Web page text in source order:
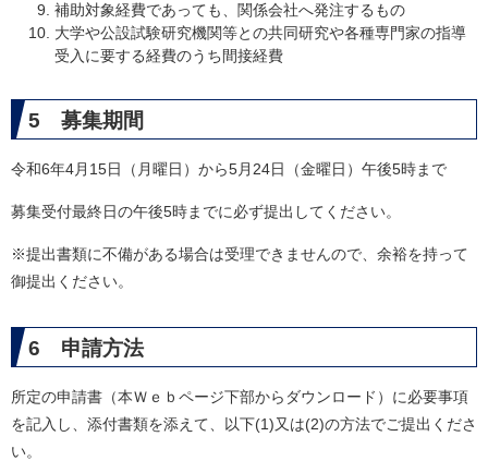
補助対象経費であっても、関係会社へ発注するもの
大学や公設試験研究機関等との共同研究や各種専門家の指導
受入に要する経費のうち間接経費
5 募集期間
令和6年4月15日（月曜日）から5月24日（金曜日）午後5時まで
募集受付最終日の午後5時までに必ず提出してください。
※提出書類に不備がある場合は受理できませんので、余裕を持って
御提出ください。
6 申請方法
所定の申請書（本Ｗｅｂページ下部からダウンロード）に必要事項
を記入し、添付書類を添えて、以下(1)又は(2)の方法でご提出くださ
い。